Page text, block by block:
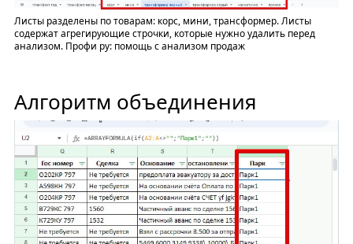
Листы разделены по товарам: корс, мини, трансформер. Листы
содержат агрегирующие строчки, которые нужно удалить перед
анализом. Профи ру: помощь с анализом продаж
Алгоритм объединения